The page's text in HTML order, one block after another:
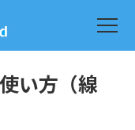
い方（線